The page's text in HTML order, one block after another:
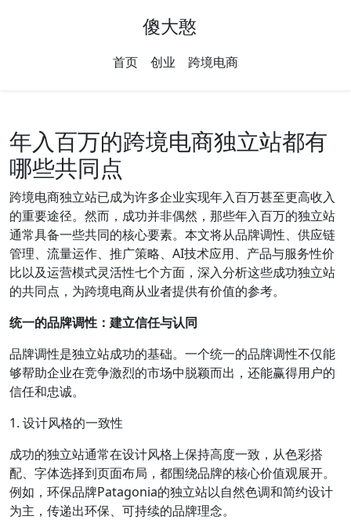
傻大憨
首页 创业 跨境电商
年入百万的跨境电商独立站都有
哪些共同点
跨境电商独立站已成为许多企业实现年入百万甚至更高收入
的重要途径。然而，成功并非偶然，那些年入百万的独立站
通常具备一些共同的核心要素。本文将从品牌调性、供应链
管理、流量运作、推广策略、AI技术应用、产品与服务性价
比以及运营模式灵活性七个方面，深入分析这些成功独立站
的共同点，为跨境电商从业者提供有价值的参考。
统一的品牌调性：建立信任与认同
品牌调性是独立站成功的基础。一个统一的品牌调性不仅能
够帮助企业在竞争激烈的市场中脱颖而出，还能赢得用户的
信任和忠诚。
1. 设计风格的一致性
成功的独立站通常在设计风格上保持高度一致，从色彩搭
配、字体选择到页面布局，都围绕品牌的核心价值观展开。
例如，环保品牌Patagonia的独立站以自然色调和简约设计
为主，传递出环保、可持续的品牌理念。